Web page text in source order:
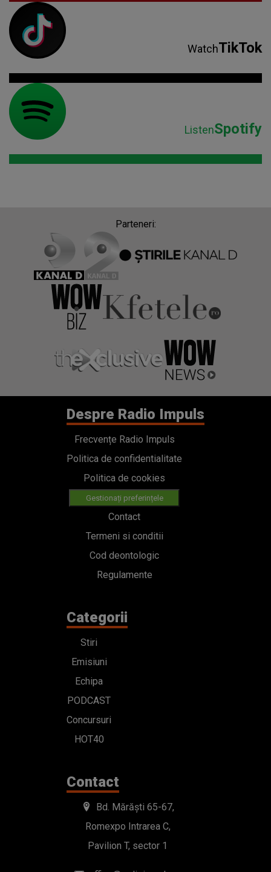
WatchTikTok
ListenSpotify
Parteneri:
Despre Radio Impuls
Frecvențe Radio Impuls
Politica de confidentialitate
Politica de cookies
Gestionați preferințele
Contact
Termeni si conditii
Cod deontologic
Regulamente
Categorii
Stiri
Emisiuni
Echipa
PODCAST
Concursuri
HOT40
Contact
Bd. Mărăști 65-67,
Romexpo Intrarea C,
Pavilion T, sector 1